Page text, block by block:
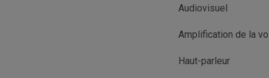
Audiovisuel
Amplification de la
Haut-parleur